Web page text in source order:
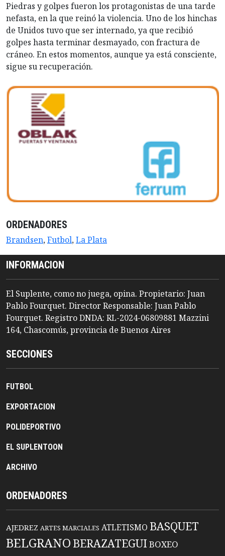
Piedras y golpes fueron los protagonistas de una tarde
nefasta, en la que reinó la violencia. Uno de los hinchas
de Unidos tuvo que ser internado, ya que recibió
golpes hasta terminar desmayado, con fractura de
cráneo. En estos momentos, aunque ya está consciente,
sigue su recuperación.
ORDENADORES
Brandsen,Futbol,La Plata
INFORMACION
El Suplente, como no juega, opina. Propietario: Juan
Pablo Fourquet. Director Responsable: Juan Pablo
Fourquet. Registro DNDA: RL-2024-06809881 Mazzini
164, Chascomús, provincia de Buenos Aires
SECCIONES
FUTBOL
EXPORTACION
POLIDEPORTIVO
EL SUPLENTOON
ARCHIVO
ORDENADORES
AJEDREZ ARTES MARCIALES ATLETISMO BASQUET
BELGRANO BERAZATEGUIBOXEO